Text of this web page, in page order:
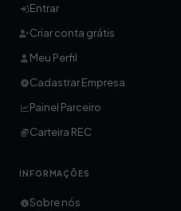
Entrar
Criar conta grátis
Meu Perfil
Cadastrar Empresa
Painel Parceiro
Carteira REC
INFORMAÇÕES
Sobre nós